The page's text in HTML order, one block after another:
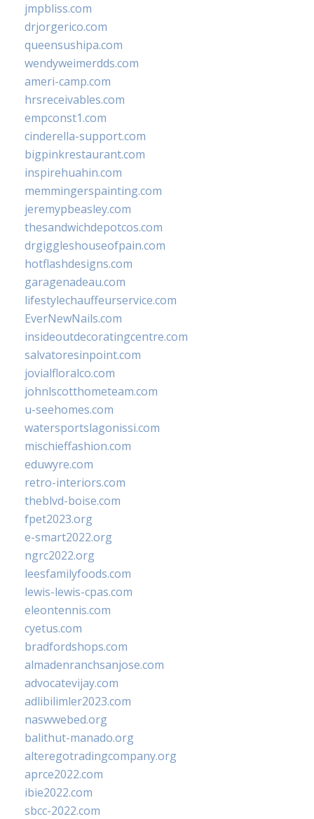
jmpbliss.com
drjorgerico.com
queensushipa.com
wendyweimerdds.com
ameri-camp.com
hrsreceivables.com
empconst1.com
cinderella-support.com
bigpinkrestaurant.com
inspirehuahin.com
memmingerspainting.com
jeremypbeasley.com
thesandwichdepotcos.com
drgiggleshouseofpain.com
hotflashdesigns.com
garagenadeau.com
lifestylechauffeurservice.com
EverNewNails.com
insideoutdecoratingcentre.com
salvatoresinpoint.com
jovialfloralco.com
johnlscotthometeam.com
u-seehomes.com
watersportslagonissi.com
mischieffashion.com
eduwyre.com
retro-interiors.com
theblvd-boise.com
fpet2023.org
e-smart2022.org
ngrc2022.org
leesfamilyfoods.com
lewis-lewis-cpas.com
eleontennis.com
cyetus.com
bradfordshops.com
almadenranchsanjose.com
advocatevijay.com
adlibilimler2023.com
naswwebed.org
balithut-manado.org
alteregotradingcompany.org
aprce2022.com
ibie2022.com
sbcc-2022.com